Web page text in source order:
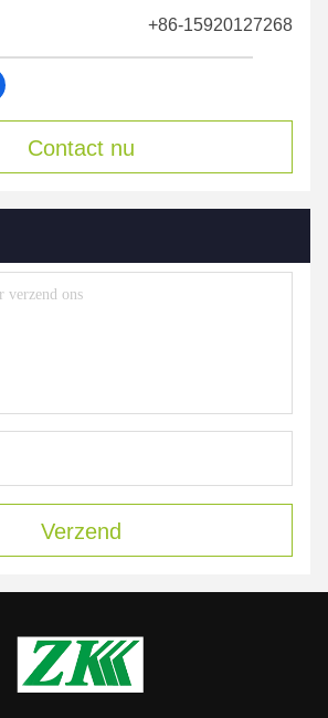
+86-15920127268
Contact nu
Verzend